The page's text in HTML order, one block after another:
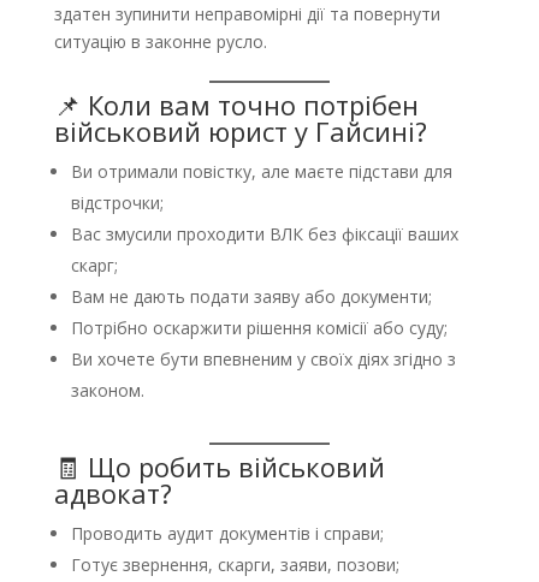
здатен зупинити неправомірні дії та повернути
ситуацію в законне русло.
📌 Коли вам точно потрібен
військовий юрист у Гайсині?
Ви отримали повістку, але маєте підстави для
відстрочки;
Вас змусили проходити ВЛК без фіксації ваших
скарг;
Вам не дають подати заяву або документи;
Потрібно оскаржити рішення комісії або суду;
Ви хочете бути впевненим у своїх діях згідно з
законом.
🧾 Що робить військовий
адвокат?
Проводить аудит документів і справи;
Готує звернення, скарги, заяви, позови;